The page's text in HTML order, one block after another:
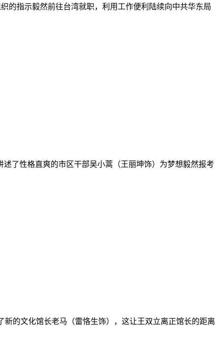
指示毅然前往台湾就职，利用工作便利陆续向中共华东局
了性格直爽的市区干部吴小蒿（王丽坤饰）为梦想毅然报考
的文化馆长老马（雷恪生饰），这让王双立离正馆长的距离